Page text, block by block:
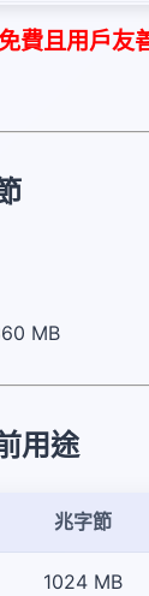
費且用戶友
MB
用途
兆字節
1024 MB